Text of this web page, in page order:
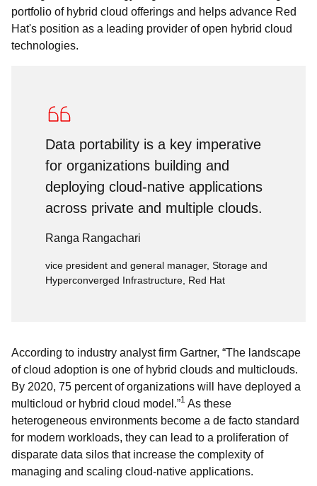
portfolio of hybrid cloud offerings and helps advance Red
Hat's position as a leading provider of open hybrid cloud
technologies.
Data portability is a key imperative
for organizations building and
deploying cloud-native applications
across private and multiple clouds.
Ranga Rangachari
vice president and general manager, Storage and
Hyperconverged Infrastructure, Red Hat
According to industry analyst firm Gartner, “The landscape
of cloud adoption is one of hybrid clouds and multiclouds.
By 2020, 75 percent of organizations will have deployed a
multicloud or hybrid cloud model.”1 As these
heterogeneous environments become a de facto standard
for modern workloads, they can lead to a proliferation of
disparate data silos that increase the complexity of
managing and scaling cloud-native applications.